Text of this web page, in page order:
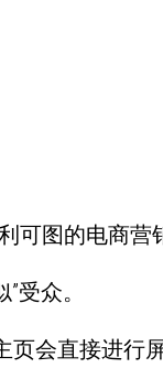
可图的电商营
受众。
会直接进行